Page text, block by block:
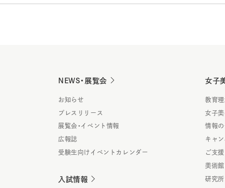
NEWS・展覧会
お知らせ
プレスリリース
展覧会・イベント情報
広報誌
受験生向けイベントカレンダー
入試情報
女子
教育
女子
情報の
キャン
ご支援
美術館
研究所